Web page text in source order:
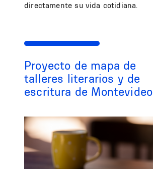
directamente su vida cotidiana.
Proyecto de mapa de
talleres literarios y de
escritura de Montevideo